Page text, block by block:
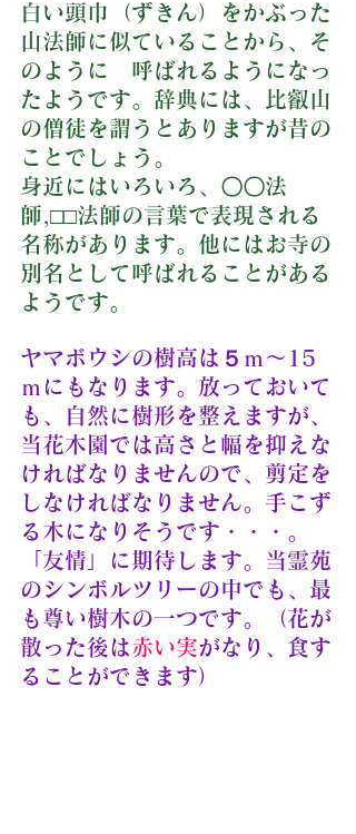
白い頭巾（ずきん）をかぶった
山法師に似ていることから、そ
のように　呼ばれるようになっ
たようです。辞典には、比叡山
の僧徒を謂うとありますが昔の
ことでしょう。
身近にはいろいろ、〇〇法
師,□□法師の言葉で表現される
名称があります。他にはお寺の
別名として呼ばれることがある
ようです。
ヤマボウシの樹高は５ｍ～15
ｍにもなります。放っておいて
も、自然に樹形を整えますが、
当花木園では高さと幅を抑えな
ければなりませんので、剪定を
しなければなりません。手こず
る木になりそうです・・・。
「友情」に期待します。当霊苑
のシンボルツリーの中でも、最
も尊い樹木の一つです。（花が
散った後は赤い実がなり、食す
ることができます）